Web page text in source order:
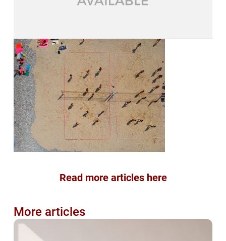
Read more articles here
More articles